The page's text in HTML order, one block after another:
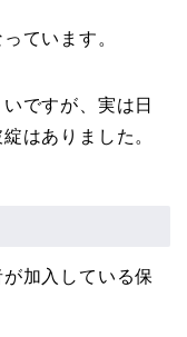
ています。
ですが、実は日
はありました。
加入している保